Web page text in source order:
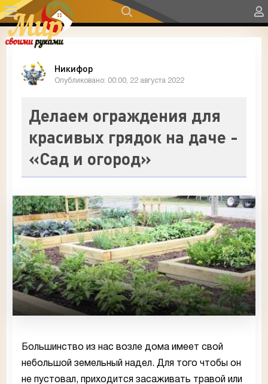
Никифор
Опубликовано: 00:00, 22 августа 2022
Делаем ограждения для
красивых грядок на даче -
«Сад и огород»
Большинство из нас возле дома имеет свой
небольшой земельный надел. Для того чтобы он
не пустовал, приходится засаживать травой или